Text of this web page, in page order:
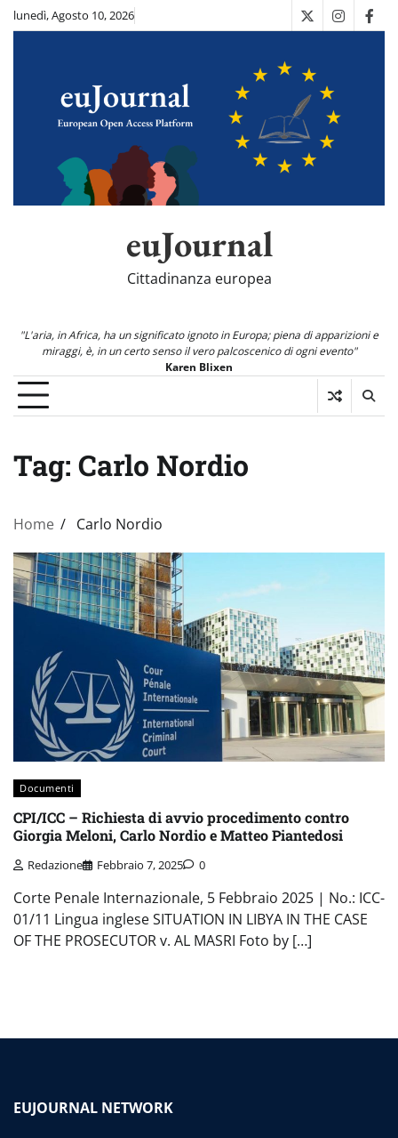
Skiplunedì, Agosto 10, 2026 X
euJournal
Cittadinanza europea
"L'aria, in Africa, ha un significato ignoto in Europa; piena di apparizioni e
miraggi, è, in un certo senso il vero palcoscenico di ogni evento"
Karen Blixen
Tag: Carlo Nordio
Home Carlo Nordio
Documenti
CPI/ICC – Richiesta di avvio procedimento contro
Giorgia Meloni, Carlo Nordio e Matteo Piantedosi
Redazione Febbraio 7, 2025 0
Corte Penale Internazionale, 5 Febbraio 2025 | No.: ICC-
01/11 Lingua inglese SITUATION IN LIBYA IN THE CASE
OF THE PROSECUTOR v. AL MASRI Foto by […]
EUJOURNAL NETWORK